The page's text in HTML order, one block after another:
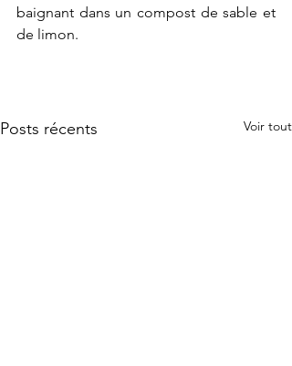
baignant dans un compost de sable et
de limon.
Posts récents Voir tout